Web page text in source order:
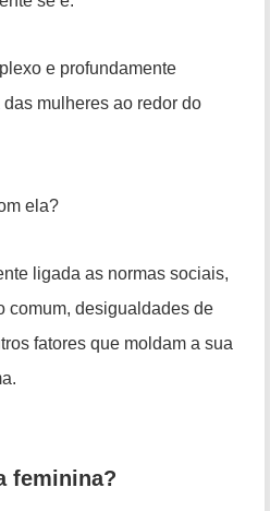
e profundamente
mulheres ao redor do
ela?
ligada as normas sociais,
comum, desigualdades de
fatores que moldam a sua
feminina?